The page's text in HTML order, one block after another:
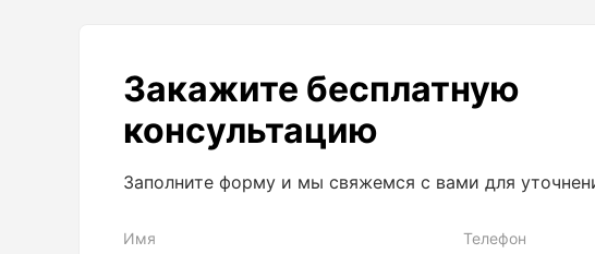
Закажите бесплатную
консультацию
Заполните форму и мы свяжемся с вами для
Имя Телефон
Радиостанции
Блок питания